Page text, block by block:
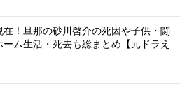
在！旦那の砂川啓介の死因や子供・闘
ム生活・死去も総まとめ【元ドラえ